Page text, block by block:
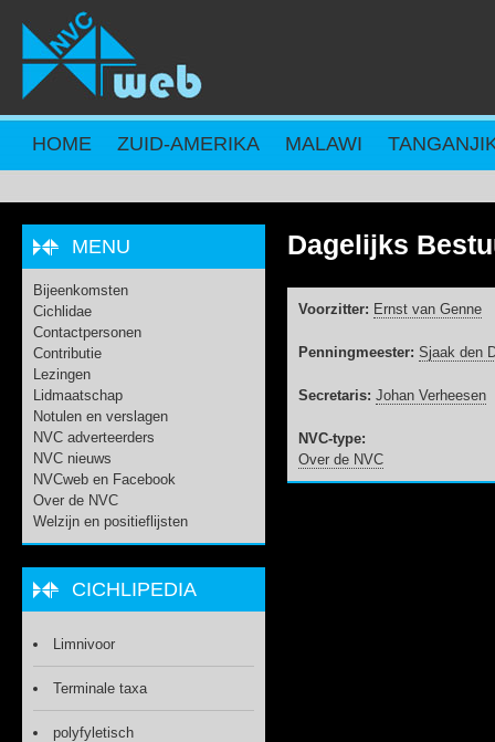
Overslaan en naar de inhoud gaan
HOME ZUID-AMERIKA MALAWI
Dagelijks
Voorzitter: Ernst van Genne
Penningmeester: Sjaak den
Secretaris: Johan Verheesen
NVC-type:
Over de NVC
MENU
Bijeenkomsten
Cichlidae
Contactpersonen
Contributie
Lezingen
Lidmaatschap
Notulen en verslagen
NVC adverteerders
NVC nieuws
NVCweb en Facebook
Over de NVC
Welzijn en positieflijsten
CICHLIPEDIA
Limnivoor
Terminale taxa
polyfyletisch